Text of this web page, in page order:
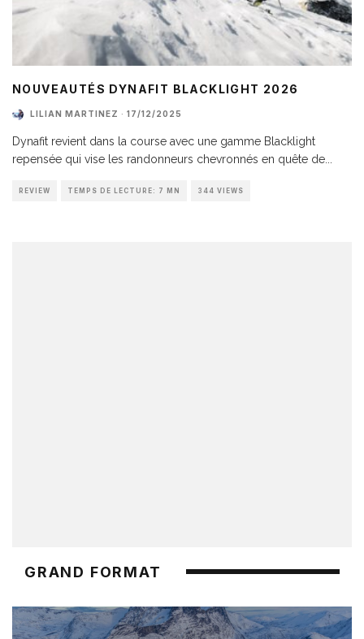
NOUVEAUTÉS DYNAFIT BLACKLIGHT 2026
LILIAN MARTINEZ · 17/12/2025
Dynafit revient dans la course avec une gamme Blacklight
repensée qui vise les randonneurs chevronnés en quête de
REVIEW TEMPS DE LECTURE: 7 MN 344 VIEWS
GRAND FORMAT